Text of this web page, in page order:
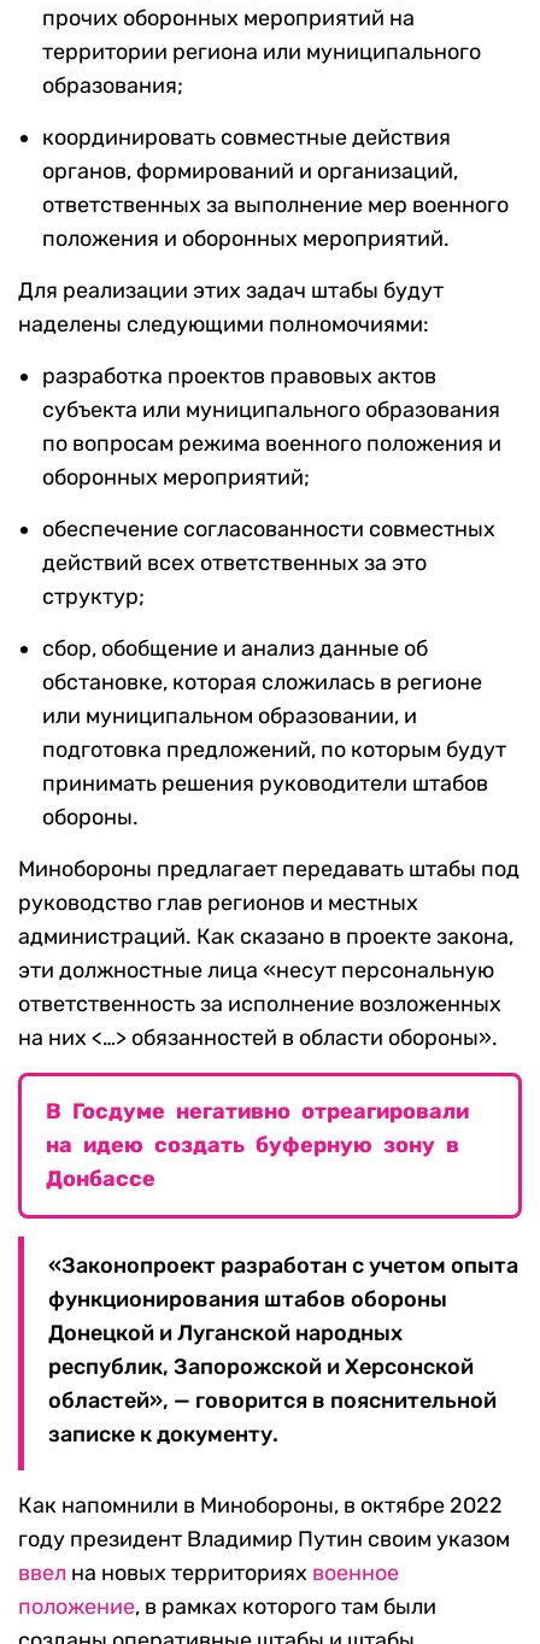
прочих оборонных мероприятий на
территории региона или муниципального
образования;
координировать совместные действия
органов, формирований и организаций,
ответственных за выполнение мер военного
положения и оборонных мероприятий.
Для реализации этих задач штабы будут
наделены следующими полномочиями:
разработка проектов правовых актов
субъекта или муниципального образования
по вопросам режима военного положения и
оборонных мероприятий;
обеспечение согласованности совместных
действий всех ответственных за это
структур;
сбор, обобщение и анализ данные об
обстановке, которая сложилась в регионе
или муниципальном образовании, и
подготовка предложений, по которым будут
принимать решения руководители штабов
обороны.
Минобороны предлагает передавать штабы под
руководство глав регионов и местных
администраций. Как сказано в проекте закона,
эти должностные лица «несут персональную
ответственность за исполнение возложенных
на них <…> обязанностей в области обороны».
В Госдуме негативно отреагировали
на идею создать буферную зону в
Донбассе
«Законопроект разработан с учетом опыта
функционирования штабов обороны
Донецкой и Луганской народных
республик, Запорожской и Херсонской
областей», — говорится в пояснительной
записке к документу.
Как напомнили в Минобороны, в октябре 2022
году президент Владимир Путин своим указом
ввел на новых территориях военное
положение, в рамках которого там были